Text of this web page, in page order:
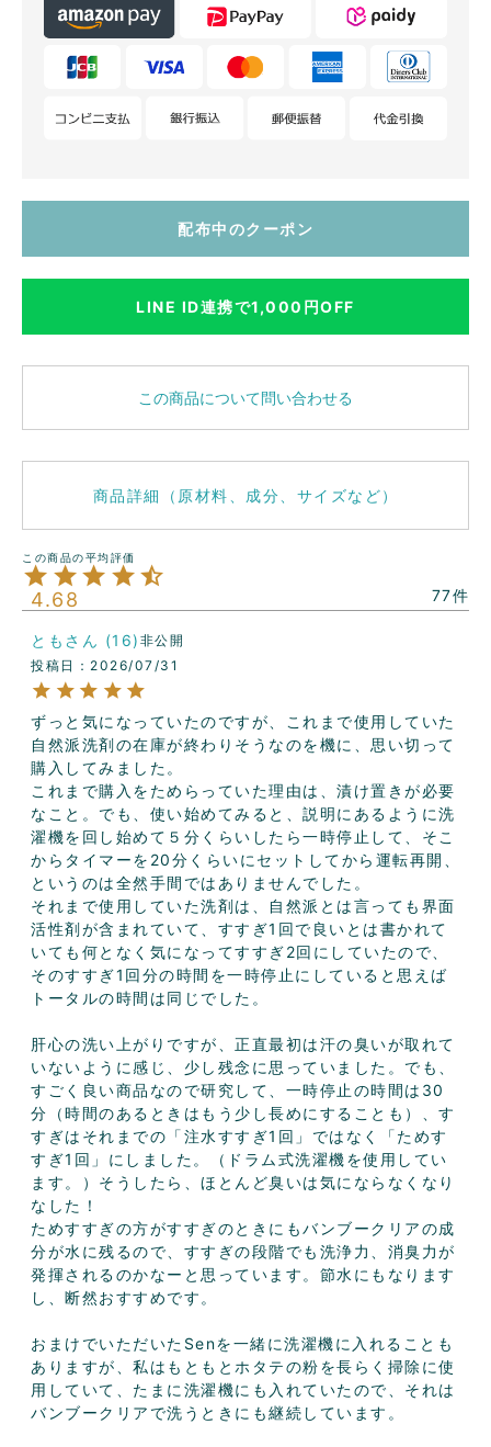
配布中のクーポン
LINE ID連携で1,000円OFF
この商品について問い合わせる
商品詳細（原材料、成分、サイズなど）
4.68 77
とも 16 非公開
投稿日
2026/07/31
ずっと気になっていたのですが、これまで使用していた
自然派洗剤の在庫が終わりそうなのを機に、思い切って
購入してみました。
これまで購入をためらっていた理由は、漬け置きが必要
なこと。でも、使い始めてみると、説明にあるように洗
濯機を回し始めて５分くらいしたら一時停止して、そこ
からタイマーを20分くらいにセットしてから運転再開、
というのは全然手間ではありませんでした。
それまで使用していた洗剤は、自然派とは言っても界面
活性剤が含まれていて、すすぎ1回で良いとは書かれて
いても何となく気になってすすぎ2回にしていたので、
そのすすぎ1回分の時間を一時停止にしていると思えば
トータルの時間は同じでした。
肝心の洗い上がりですが、正直最初は汗の臭いが取れて
いないように感じ、少し残念に思っていました。でも、
すごく良い商品なので研究して、一時停止の時間は30
分（時間のあるときはもう少し長めにすることも）、す
すぎはそれまでの「注水すすぎ1回」ではなく「ためす
すぎ1回」にしました。（ドラム式洗濯機を使用してい
ます。）そうしたら、ほとんど臭いは気にならなくなり
なした！
ためすすぎの方がすすぎのときにもバンブークリアの成
分が水に残るので、すすぎの段階でも洗浄力、消臭力が
発揮されるのかなーと思っています。節水にもなります
し、断然おすすめです。
おまけでいただいたSenを一緒に洗濯機に入れることも
ありますが、私はもともとホタテの粉を長らく掃除に使
用していて、たまに洗濯機にも入れていたので、それは
バンブークリアで洗うときにも継続しています。